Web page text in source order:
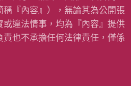
『內容』），無論其為公開張
違法情事，均為『內容』提供
也不承擔任何法律責任，僅係